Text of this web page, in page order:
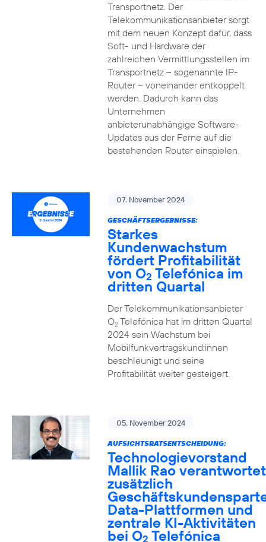
Transportnetz. Der
Telekommunikationsanbieter sorgt
mit dem neuen Konzept dafür, dass
Soft- und Hardware der
zahlreichen Vermittlungsstellen im
Transportnetz – sogenannte IP-
Router – voneinander entkoppelt
werden. Dadurch kann das
Unternehmen
anbieterunabhängige Software-
Updates aus der Ferne auf die
bestehenden Router einspielen.
07. November 2024
GESCHÄFTSERGEBNISSE:
Starkes
Kundenwachstum
fördert Profitabilität
von O2 Telefónica im
dritten Quartal
Der Telekommunikationsanbieter
O2Telefónica hat im dritten Quartal
2024 sein Wachstum bei
Mobilfunkvertragskund:innen
beschleunigt und seine
Profitabilität weiter gesteigert.
05. November 2024
AUFSICHTSRATSENTSCHEIDUNG:
Technologievorstand
Mallik Rao verantwortet
zusätzlich
Data-Plattformen und
zentrale KI-Aktivitäten
bei O2 Telefónica